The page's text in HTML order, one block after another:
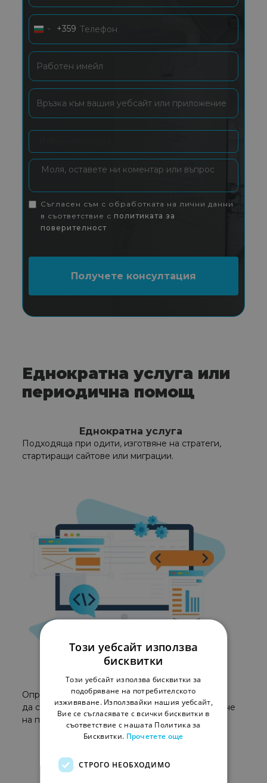
Bulgaria
+359
+359
Съгласен съм с обработката на лични данни
в съответствие с политиката за
поверителност
Еднократна услуга или
периодична помощ
Еднократна услуга
Подходяща при одити, изготвяне на стратеги,
стартиращи сайтове или миграции.
Периодична помощ
Определен брой часове на месец, които могат
да се използват за анализи, стратегии, откриване
на проблеми или според приоритетите ви.
Този уебсайт използва
бисквитки
Този уебсайт използва бисквитки за
подобряване на потребителското
изживяване. Използвайки нашия уебсайт,
Вие се съгласявате с всички бисквитки в
съответствие с нашата Политика за
Бисквитки. Прочетете още
СТРОГО НЕОБХОДИМО